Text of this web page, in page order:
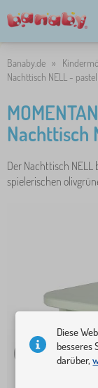
Banaby.de »
Nachttisch NELL -
Nachttisch
Der Nachttisch
spielerischen
Diese
besseres
darüber,